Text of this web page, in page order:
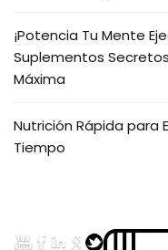
¡Potencia Tu Mente
Suplementos
Máxima
Nutrición Rápida para
Tiempo